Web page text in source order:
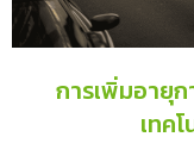
การเพิ่มอายุ
เทค